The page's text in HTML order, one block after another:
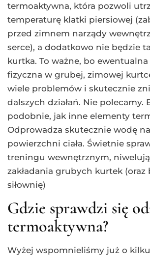
termoaktywna, która pozwoli
temperaturę klatki piersiowej
przed zimnem narządy
serce), a dodatkowo nie będzie
kurtka. To ważne, bo
fizyczna w grubej, zimowej
wiele problemów i skutecznie
dalszych działań. Nie polecamy.
podobnie, jak inne elementy
Odprowadza skutecznie wodę
powierzchni ciała. Świetnie
treningu wewnętrznym,
zakładania grubych kurtek (oraz
siłownię)
Gdzie sprawdzi się
termoaktywna?
Wyżej wspomnieliśmy już o kilku